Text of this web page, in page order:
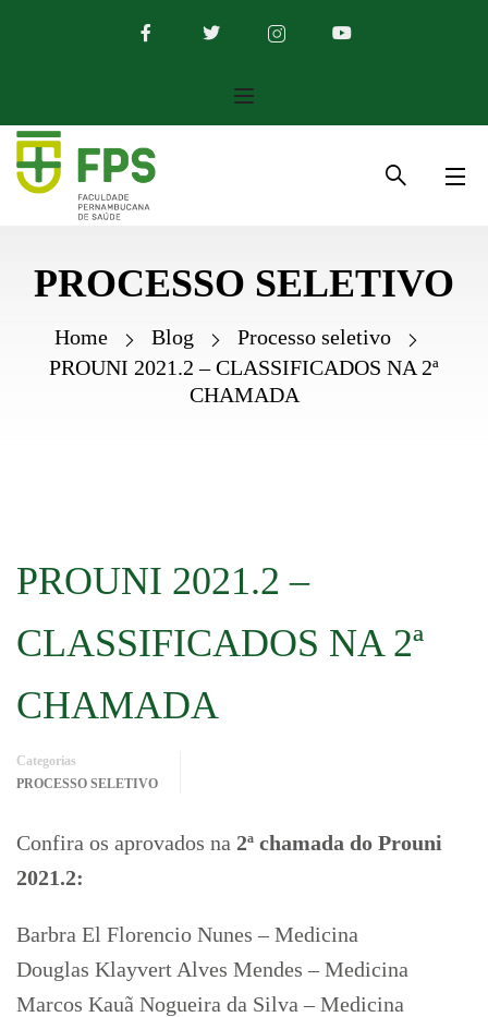
PROCESSO SELETIVO
Home Blog
Processo seletivo
PROUNI 2021.2 – CLASSIFICADOS NA 2ª
CHAMADA
PROUNI 2021.2 –
CLASSIFICADOS NA 2ª
CHAMADA
Categorias
PROCESSO SELETIVO
Confira os aprovados na 2ª chamada do Prouni
2021.2:
Barbra El Florencio Nunes – Medicina
Douglas Klayvert Alves Mendes – Medicina
Marcos Kauã Nogueira da Silva – Medicina